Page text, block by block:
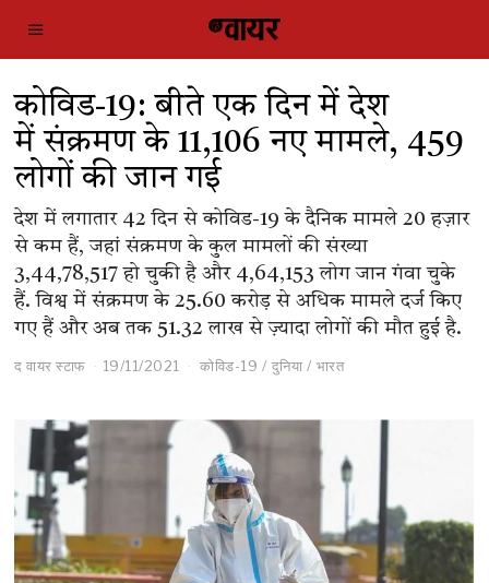
कोविड-19: बीते एक दिन में देश
में संक्रमण के 11,106 नए मामले, 459
लोगों की जान गई
देश में लगातार 42 दिन से कोविड-19 के दैनिक मामले 20 हज़ार
से कम हैं, जहां संक्रमण के कुल मामलों की संख्या
3,44,78,517 हो चुकी है और 4,64,153 लोग जान गंवा चुके
हैं. विश्व में संक्रमण के 25.60 करोड़ से अधिक मामले दर्ज किए
गए हैं और अब तक 51.32 लाख से ज़्यादा लोगों की मौत हुई है.
द वायर स्टाफ 19/11/2021 कोविड-19 / दुनिया / भारत